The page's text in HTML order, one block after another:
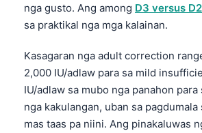
nga gusto. Ang among D3 versus
sa praktikal nga mga kalainan.
Kasagaran nga adult correction
2,000 IU/adlaw para sa mild
IU/adlaw sa mubo nga panahon para
nga kakulangan, uban sa
mas taas pa niini. Ang pinakaluwas
Tiếng Việt
Tagalog
ไทย
ဗမာစာ
Kiswahili